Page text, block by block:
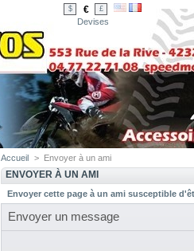
$ € £
Devises
Accueil > Envoyer à un ami
ENVOYER À UN AMI
Envoyer cette page à un ami susceptible
Envoyer un message